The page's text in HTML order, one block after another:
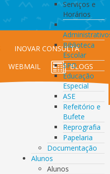
Serviços e
Horários
Serviços
Biblioteca
Escolar
SPO
Educação
Especial
ASE
Refeitório e
Bufete
Reprografia
Papelaria
Documentação
Alunos
Alunos
INOVAR CONSULTA
WEBMAIL BLOGS